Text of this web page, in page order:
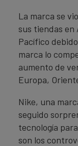
La marca se
sus tiendas en
Pacífico
marca lo
aumento de
Europa,
Nike, una
seguido
tecnología
son los